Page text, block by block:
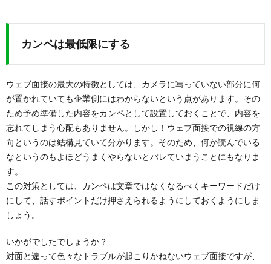
カンペは最低限にする
ウェブ面接の最大の特徴としては、カメラに写っていない部分に何
が置かれていても企業側にはわからないという点があります。その
ため予め準備した内容をカンペとして設置しておくことで、内容を
忘れてしまう心配もありません。しかし！ウェブ面接での視線の方
向というのは結構見ていて分かります。そのため、何か読んでいる
なというのもよほどうまくやらないとバレていまうことにもなりま
す。
この対策としては、カンペは文章ではなくなるべくキーワードだけ
にして、話すポイントだけ押さえられるようにしておくようにしま
しょう。
いかがでしたでしょうか？
対面と違って色々なトラブルが起こりかねないウェブ面接ですが、